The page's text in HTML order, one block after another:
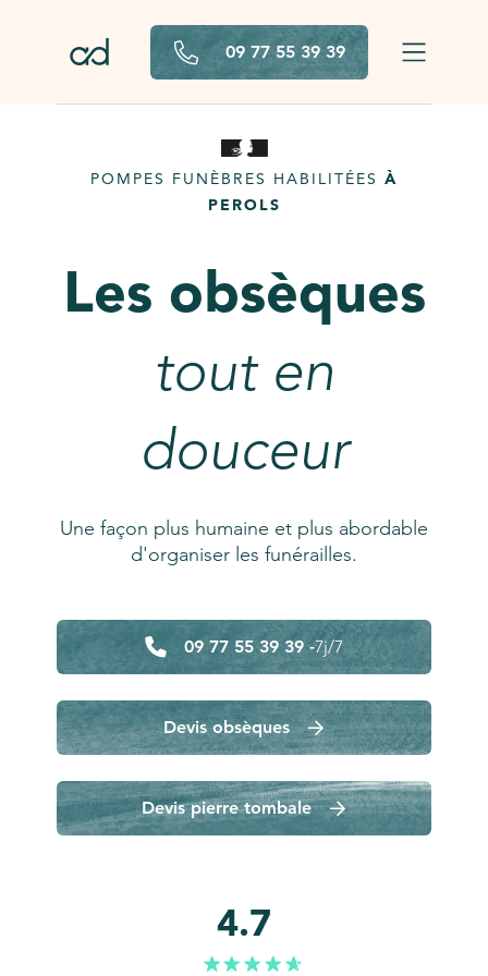
09 77 55 39 39
POMPES FUNÈBRES HABILITÉES À
PEROLS
Les obsèques
tout en
douceur
Une façon plus humaine et plus abordable
d'organiser les funérailles.
09 77 55 39 39 -7j/7
Devis obsèques
Devis pierre tombale
4.7